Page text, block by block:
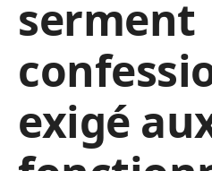
serment
exigé